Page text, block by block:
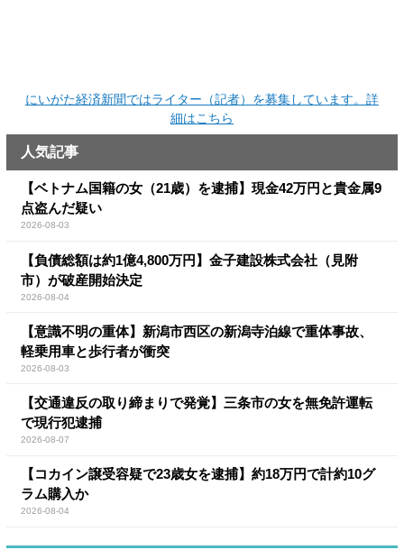
にいがた経済新聞ではライター（記者）を募集しています。詳
細はこちら
人気記事
【ベトナム国籍の女（21歳）を逮捕】現金42万円と貴金属9
点盗んだ疑い
2026-08-03
【負債総額は約1億4,800万円】金子建設株式会社（見附
市）が破産開始決定
2026-08-04
【意識不明の重体】新潟市西区の新潟寺泊線で重体事故、
軽乗用車と歩行者が衝突
2026-08-03
【交通違反の取り締まりで発覚】三条市の女を無免許運転
で現行犯逮捕
2026-08-07
【コカイン譲受容疑で23歳女を逮捕】約18万円で計約10グ
ラム購入か
2026-08-04